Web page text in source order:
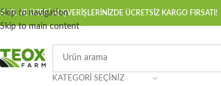
Skip to navigation
Skip to main content
TL VE ÜZERİ ALIŞVERİŞLERİNİZDE ÜCRETSİZ KARGO FIRSATI!
KATEGORI SEÇINIZ